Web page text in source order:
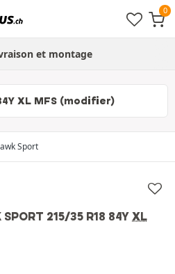
et montage
XL MFS (modifier)
Sport
SPORT 215/35 R18 84Y XL